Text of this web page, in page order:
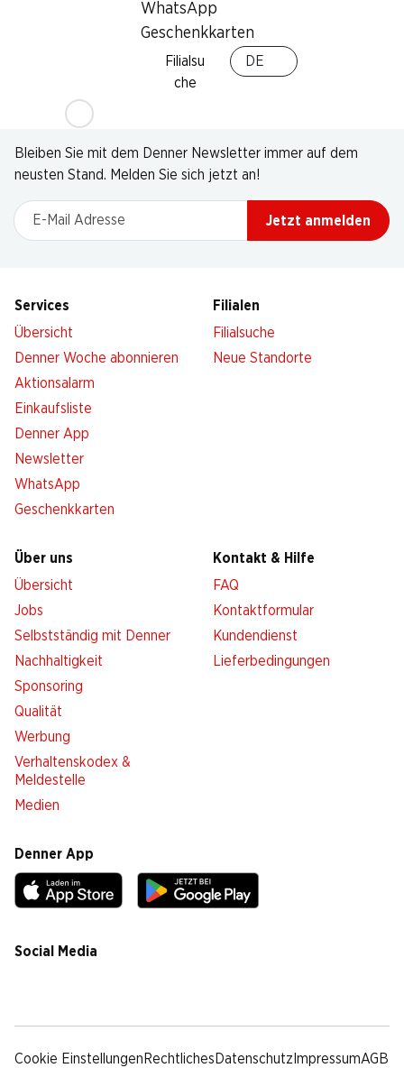
WhatsApp
Geschenkkarten
Filialsu
che
DE
Newsletter
Bleiben Sie mit dem Denner Newsletter immer auf dem
neusten Stand. Melden Sie sich jetzt an!
E-Mail Adresse
Jetzt anmelden
Services
Übersicht
Denner Woche abonnieren
Aktionsalarm
Einkaufsliste
Denner App
Newsletter
WhatsApp
Geschenkkarten
Filialen
Filialsuche
Neue Standorte
Über uns
Übersicht
Jobs
Selbstständig mit Denner
Nachhaltigkeit
Sponsoring
Qualität
Werbung
Verhaltenskodex &
Meldestelle
Medien
Kontakt & Hilfe
FAQ
Kontaktformular
Kundendienst
Lieferbedingungen
Denner App
Social Media
Cookie Einstellungen Rechtliches Datenschutz ImpressumAGB